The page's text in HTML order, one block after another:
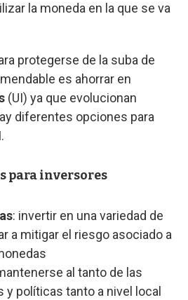
la moneda en la que se va
protegerse de la suba de
es ahorrar en
(UI) ya que evolucionan
diferentes opciones para
para inversores
: invertir en una variedad de
a mitigar el riesgo asociado a
al tanto de las
políticas tanto a nivel local